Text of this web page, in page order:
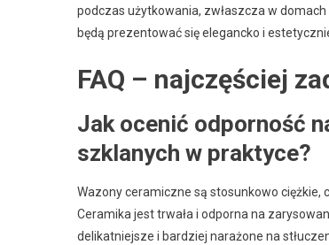
podczas użytkowania, zwłaszcza w
będą prezentować się elegancko i
FAQ – najczęściej
Jak ocenić odporność
szklanych w praktyce?
Wazony ceramiczne są stosunkowo
Ceramika jest trwała i odporna na
delikatniejsze i bardziej narażone na